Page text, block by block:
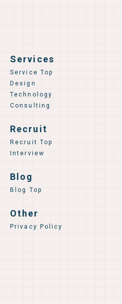
Services
Service Top
Design
Technology
Consulting
Recruit
Recruit Top
Interview
Blog
Blog Top
Other
Privacy Policy